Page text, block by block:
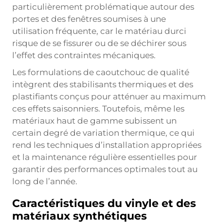
particulièrement problématique autour des
portes et des fenêtres soumises à une
utilisation fréquente, car le matériau durci
risque de se fissurer ou de se déchirer sous
l’effet des contraintes mécaniques.
Les formulations de caoutchouc de qualité
intègrent des stabilisants thermiques et des
plastifiants conçus pour atténuer au maximum
ces effets saisonniers. Toutefois, même les
matériaux haut de gamme subissent un
certain degré de variation thermique, ce qui
rend les techniques d’installation appropriées
et la maintenance régulière essentielles pour
garantir des performances optimales tout au
long de l’année.
Caractéristiques du vinyle et des
matériaux synthétiques